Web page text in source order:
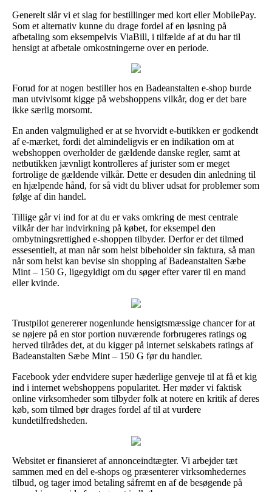
Generelt slår vi et slag for bestillinger med kort eller MobilePay.
Som et alternativ kunne du drage fordel af en løsning på
afbetaling som eksempelvis ViaBill, i tilfælde af at du har til
hensigt at afbetale omkostningerne over en periode.
Forud for at nogen bestiller hos en Badeanstalten e-shop burde
man utvivlsomt kigge på webshoppens vilkår, dog er det bare
ikke særlig morsomt.
En anden valgmulighed er at se hvorvidt e-butikken er godkendt
af e-mærket, fordi det almindeligvis er en indikation om at
webshoppen overholder de gældende danske regler, samt at
netbutikken jævnligt kontrolleres af jurister som er meget
fortrolige de gældende vilkår. Dette er desuden din anledning til
en hjælpende hånd, for så vidt du bliver udsat for problemer som
følge af din handel.
Tillige går vi ind for at du er vaks omkring de mest centrale
vilkår der har indvirkning på købet, for eksempel den
ombytningsrettighed e-shoppen tilbyder. Derfor er det tilmed
essesentielt, at man når som helst bibeholder sin faktura, så man
når som helst kan bevise sin shopping af Badeanstalten Sæbe
Mint – 150 G, ligegyldigt om du søger efter varer til en mand
eller kvinde.
Trustpilot genererer nogenlunde hensigtsmæssige chancer for at
se nøjere på en stor portion nuværende forbrugeres ratings og
herved tilrådes det, at du kigger på internet selskabets ratings af
Badeanstalten Sæbe Mint – 150 G før du handler.
Facebook yder endvidere super hæderlige genveje til at få et kig
ind i internet webshoppens popularitet. Her møder vi faktisk
online virksomheder som tilbyder folk at notere en kritik af deres
køb, som tilmed bør drages fordel af til at vurdere
kundetilfredsheden.
Websitet er finansieret af annonceindtægter. Vi arbejder tæt
sammen med en del e-shops og præsenterer virksomhedernes
tilbud, og tager imod betaling såfremt en af de besøgende på